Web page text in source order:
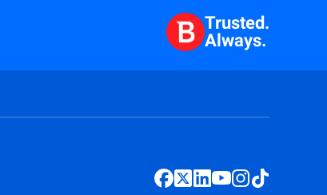
Trusted.
Always.